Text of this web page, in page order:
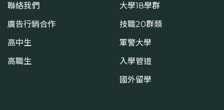
聯絡我們
廣告行銷合作
高中生
高職生
大學18學群
技職20群類
軍警大學
入學管道
國外留學